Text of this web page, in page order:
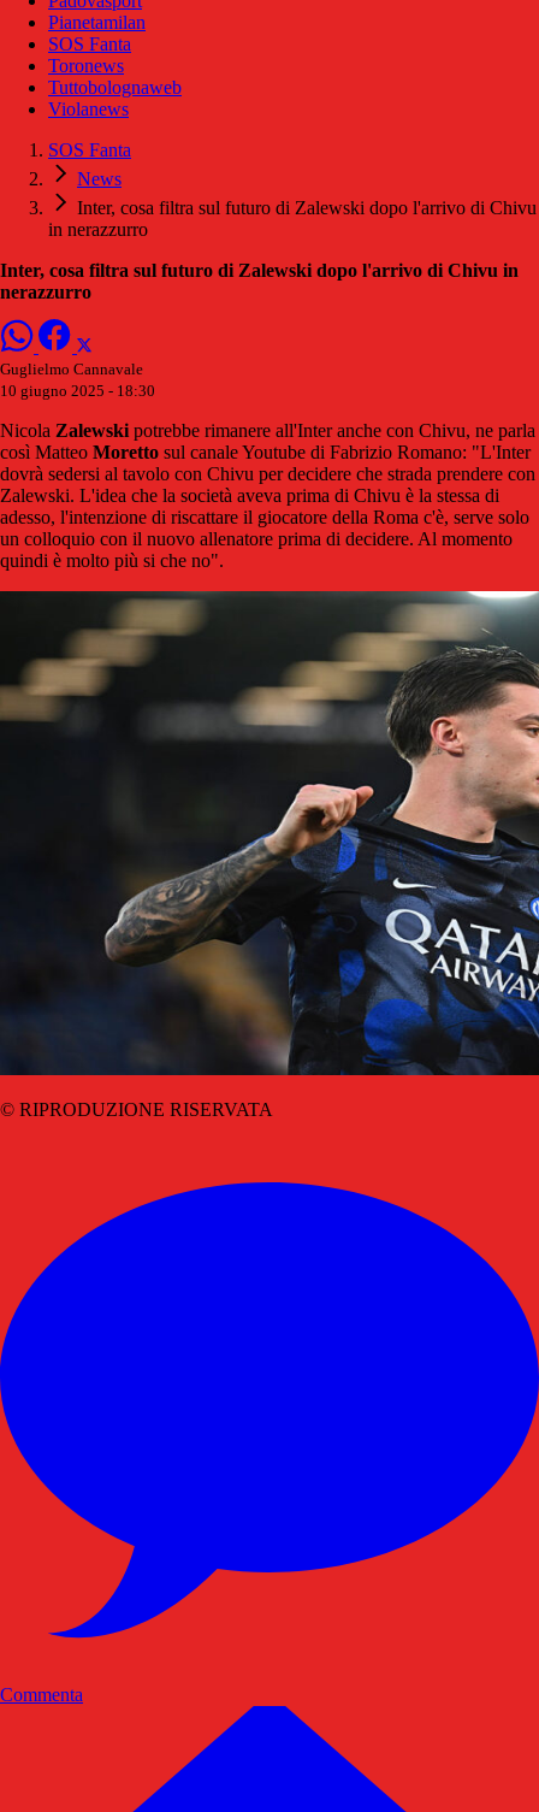
Pianetamilan
SOS Fanta
Toronews
Tuttobolognaweb
Violanews
SOS Fanta
News
Inter, cosa filtra sul futuro di Zalewski dopo l'arrivo di Chivu
in nerazzurro
Inter, cosa filtra sul futuro di Zalewski dopo l'arrivo di Chivu in
nerazzurro
Guglielmo Cannavale
10 giugno 2025 - 18:30
Nicola Zalewski potrebbe rimanere all'Inter anche con Chivu, ne parla
così Matteo Moretto sul canale Youtube di Fabrizio Romano: "L'Inter
dovrà sedersi al tavolo con Chivu per decidere che strada prendere con
Zalewski. L'idea che la società aveva prima di Chivu è la stessa di
adesso, l'intenzione di riscattare il giocatore della Roma c'è, serve solo
un colloquio con il nuovo allenatore prima di decidere. Al momento
quindi è molto più si che no".
© RIPRODUZIONE RISERVATA
Commenta